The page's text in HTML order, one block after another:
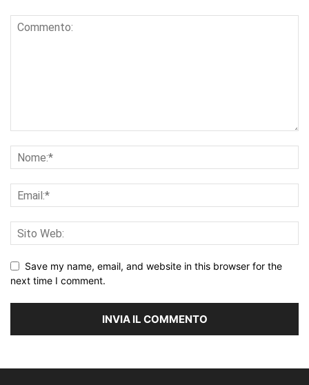
Save my name, email, and website in this browser for the
next time I comment.